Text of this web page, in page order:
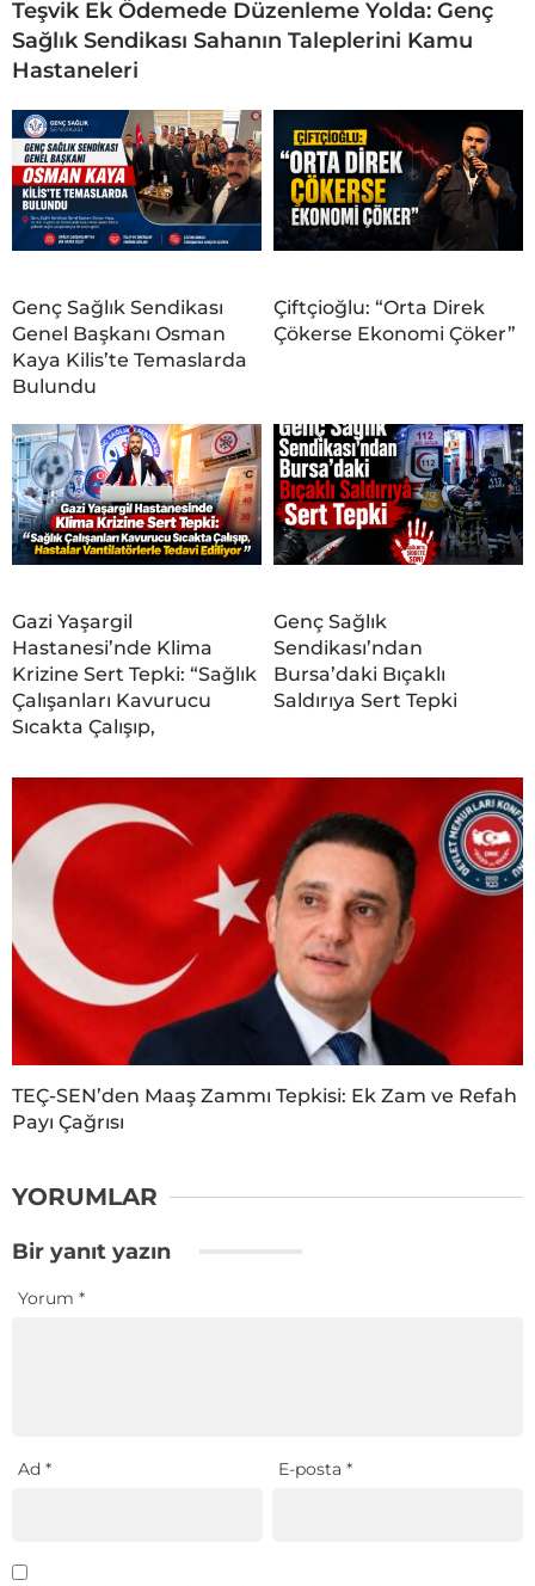
Teşvik Ek Ödemede Düzenleme Yolda: Genç
Sağlık Sendikası Sahanın Taleplerini Kamu
Hastaneleri
Genç Sağlık Sendikası
Genel Başkanı Osman
Kaya Kilis’te Temaslarda
Bulundu
Çiftçioğlu: “Orta Direk
Çökerse Ekonomi Çöker”
Gazi Yaşargil
Hastanesi’nde Klima
Krizine Sert Tepki: “Sağlık
Çalışanları Kavurucu
Sıcakta Çalışıp,
Genç Sağlık
Sendikası’ndan
Bursa’daki Bıçaklı
Saldırıya Sert Tepki
TEÇ-SEN’den Maaş Zammı Tepkisi: Ek Zam ve Refah
Payı Çağrısı
YORUMLAR
Bir yanıt yazın
Yorum *
Ad * E-posta*